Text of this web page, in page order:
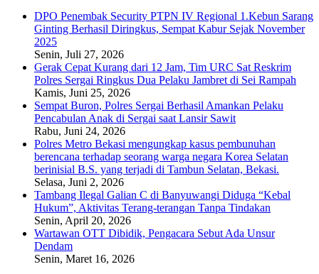
DPO Penembak Security PTPN IV Regional 1.Kebun Sarang
Ginting Berhasil Diringkus, Sempat Kabur Sejak November
2025
Senin, Juli 27, 2026
Gerak Cepat Kurang dari 12 Jam, Tim URC Sat Reskrim
Polres Sergai Ringkus Dua Pelaku Jambret di Sei Rampah
Kamis, Juni 25, 2026
Sempat Buron, Polres Sergai Berhasil Amankan Pelaku
Pencabulan Anak di Sergai saat Lansir Sawit
Rabu, Juni 24, 2026
Polres Metro Bekasi mengungkap kasus pembunuhan
berencana terhadap seorang warga negara Korea Selatan
berinisial B.S. yang terjadi di Tambun Selatan, Bekasi.
Selasa, Juni 2, 2026
Tambang Ilegal Galian C di Banyuwangi Diduga “Kebal
Hukum”, Aktivitas Terang-terangan Tanpa Tindakan
Senin, April 20, 2026
Wartawan OTT Dibidik, Pengacara Sebut Ada Unsur
Dendam
Senin, Maret 16, 2026